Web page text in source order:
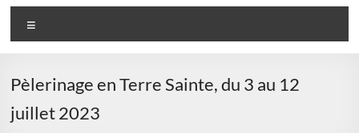
Pèlerinage en Terre Sainte, du 3 au 12
juillet 2023